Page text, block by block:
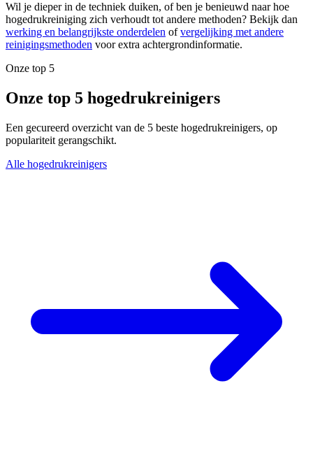
Wil je dieper in de techniek duiken, of ben je benieuwd naar hoe
hogedrukreiniging zich verhoudt tot andere methoden? Bekijk dan
werking en belangrijkste onderdelen ofvergelijking met andere
reinigingsmethoden voor extra achtergrondinformatie.
Onze top 5
Onze top 5 hogedrukreinigers
Een gecureerd overzicht van de 5 beste hogedrukreinigers, op
populariteit gerangschikt.
Alle hogedrukreinigers